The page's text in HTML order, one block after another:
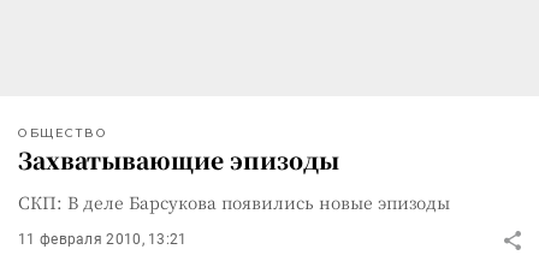
ОБЩЕСТВО
Захватывающие эпизоды
СКП: В деле Барсукова появились новые эпизоды
11 февраля 2010, 13:21